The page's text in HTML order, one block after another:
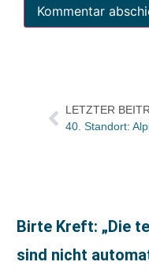
LETZTER
Birte Kreft: „Die
sind nicht